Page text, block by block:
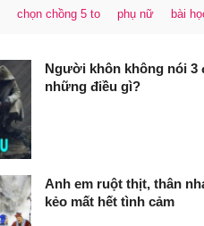
chọn chồng 5 to phụ nữ bài
Người khôn không nói 3
những điều gì?
Anh em ruột thịt, thân
kẻo mất hết tình cảm